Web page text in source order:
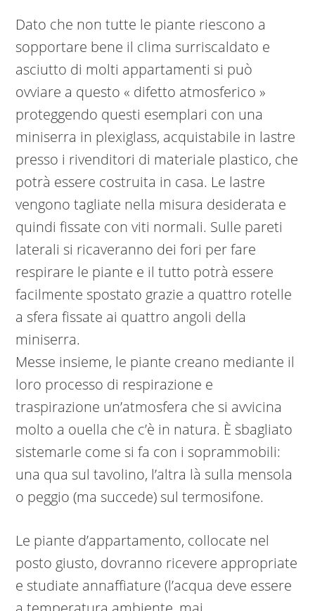
Dato che non tutte le piante riescono a
sopportare bene il clima surriscaldato e
asciutto di molti appartamenti si può
ovviare a questo « difetto atmosferico »
proteggendo questi esemplari con una
miniserra in plexiglass, acquistabile in lastre
presso i rivenditori di materiale plastico, che
potrà essere costruita in casa. Le lastre
vengono tagliate nella misura desiderata e
quindi fissate con viti normali. Sulle pareti
laterali si ricaveranno dei fori per fare
respirare le piante e il tutto potrà essere
facilmente spostato grazie a quattro rotelle
a sfera fissate ai quattro angoli della
miniserra.
Messe insieme, le piante creano mediante il
loro processo di respirazione e
traspirazione un’atmosfera che si avvicina
molto a ouella che c’è in natura. È sbagliato
sistemarle come si fa con i soprammobili:
una qua sul tavolino, l’altra là sulla mensola
o peggio (ma succede) sul termosifone.
Le piante d’appartamento, collocate nel
posto giusto, dovranno ricevere appropriate
e studiate annaffiature (l’acqua deve essere